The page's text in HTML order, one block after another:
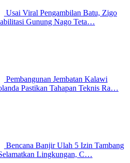
Usai Viral Pengambilan Batu, Zigo
Gunung Nago Teta…
Pembangunan Jembatan Kalawi
Pastikan Tahapan Teknis Ra…
Bencana Banjir Ulah 5 Izin Tambang
Lingkungan, C…